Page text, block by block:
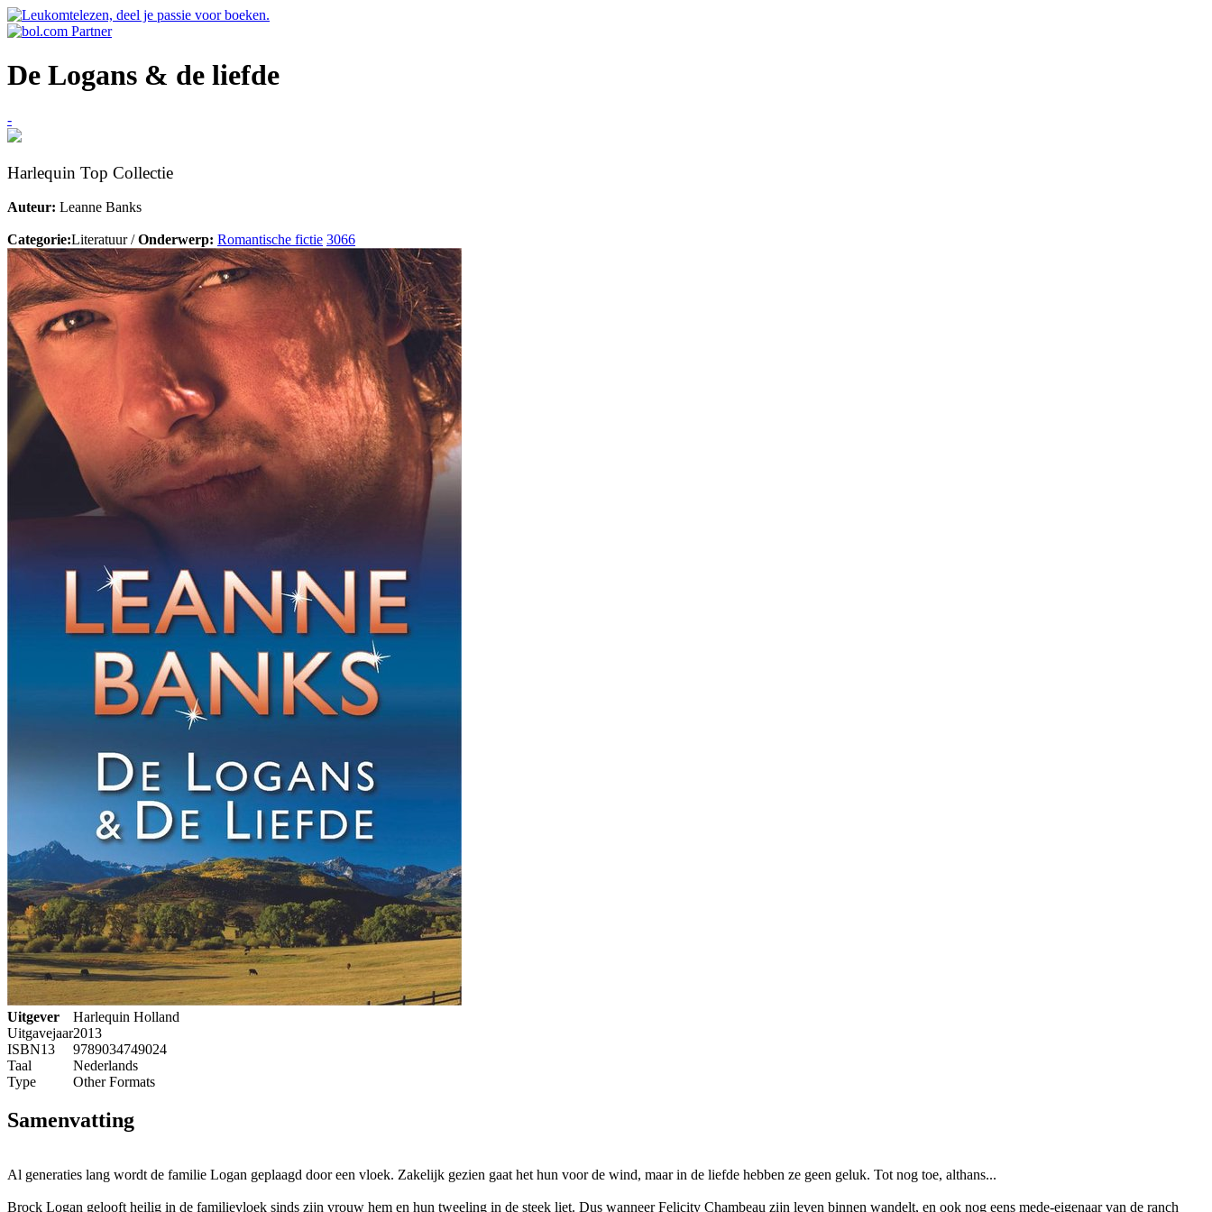
De Logans & de liefde
-
Harlequin Top Collectie
Auteur: Leanne Banks
Categorie:Literatuur /Onderwerp: Romantische fictie 3066
Uitgever
Harlequin Holland
Uitgavejaar2013
ISBN13
9789034749024
Taal
Nederlands
Type
Other Formats
Samenvatting
Al generaties lang wordt de familie Logan geplaagd door een vloek. Zakelijk gezien gaat het hun voor de wind, maar in de liefde hebben ze geen geluk. Tot nog toe, althans...
Brock Logan gelooft heilig in de familievloek sinds zijn vrouw hem en hun tweeling in de steek liet. Dus wanneer Felicity Chambeau zijn leven binnen wandelt, en ook nog eens mede-eigenaar van de ranch